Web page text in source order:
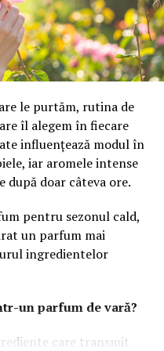
rezultatele
a statiei de
prin tehnologii
ale tehnologiei
toaletele
de apă pentru a
la epuizarea rapidă
au dus la
cu tehnologii de
ar fi duzele de apă
care utilizează mult
În plus,
se pe tehnologia de
separarea deșeurilor
le purtăm, rutina de
îl alegem în fiecare
influențează modul în
iar aromele intense
după doar câteva ore.
pentru sezonul cald,
un parfum mai
ingredientelor
un parfum de vară?
care transmit